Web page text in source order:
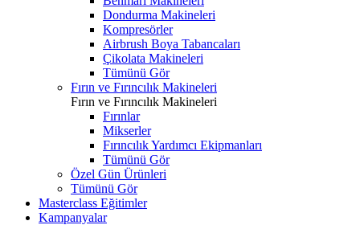
Dondurma Makineleri
Kompresörler
Airbrush Boya Tabancaları
Çikolata Makineleri
Tümünü Gör
Fırın ve Fırıncılık Makineleri
Fırın ve Fırıncılık Makineleri
Fırınlar
Mikserler
Fırıncılık Yardımcı Ekipmanları
Tümünü Gör
Özel Gün Ürünleri
Tümünü Gör
Masterclass Eğitimler
Kampanyalar